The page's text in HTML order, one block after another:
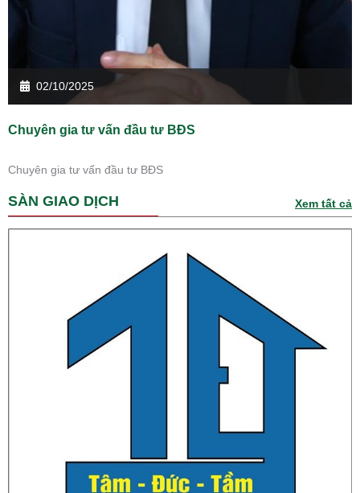
02/10/2025
Chuyên gia tư vấn đầu tư BĐS
Chuyên gia tư vấn đầu tư BĐS
SÀN GIAO DỊCH Xem tất cả